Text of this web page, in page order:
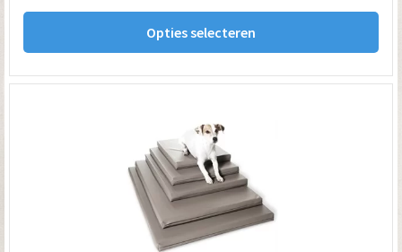
€ 74.95
Opties selecteren
Dit